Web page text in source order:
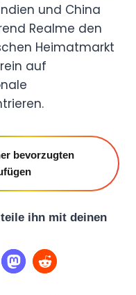
und China
Realme den
Heimatmarkt
auf
bevorzugten
ihn mit deinen